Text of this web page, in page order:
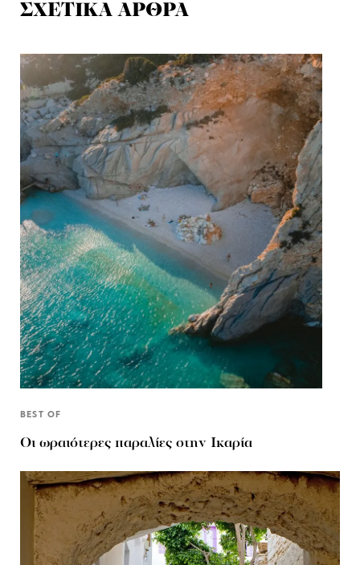
ΣΧΕΤΙΚΑ ΑΡΘΡΑ
BEST OF
Οι ωραιότερες παραλίες στην Ικαρία